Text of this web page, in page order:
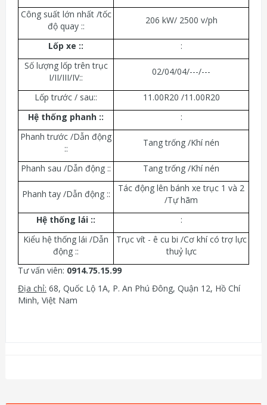
Công suất lớn nhất /tốc
độ quay ::
206 kW/ 2500 v/ph
Lốp xe ::
:
Số lượng lốp trên trục
I/II/III/IV::
02/04/04/---/---
Lốp trước / sau::
11.00R20 /11.00R20
Hệ thống phanh ::
:
Phanh trước /Dẫn động
::
Tang trống /Khí nén
Phanh sau /Dẫn động :: Tang trống /Khí nén
Phanh tay /Dẫn động ::
Tác động lên bánh xe trục 1 và 2
/Tự hãm
Hệ thống lái ::
:
Kiểu hệ thống lái /Dẫn
động ::
Trục vít - ê cu bi /Cơ khí có trợ lực
thuỷ lực
Tư vấn viên: 0914.75.15.99
Địa chỉ: 68, Quốc Lộ 1A, P. An Phú Đông, Quận 12, Hồ Chí
Minh, Việt Nam